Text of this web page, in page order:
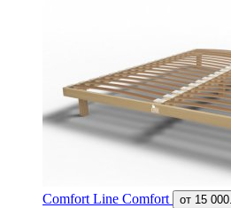
Comfort Line Comfort от 15